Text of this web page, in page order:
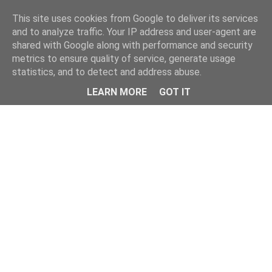
Menu
This site uses cookies from Google to deliver its services
and to analyze traffic. Your IP address and user-agent are
shared with Google along with performance and security
metrics to ensure quality of service, generate usage
statistics, and to detect and address abuse.
LEARN MORE
GOT IT